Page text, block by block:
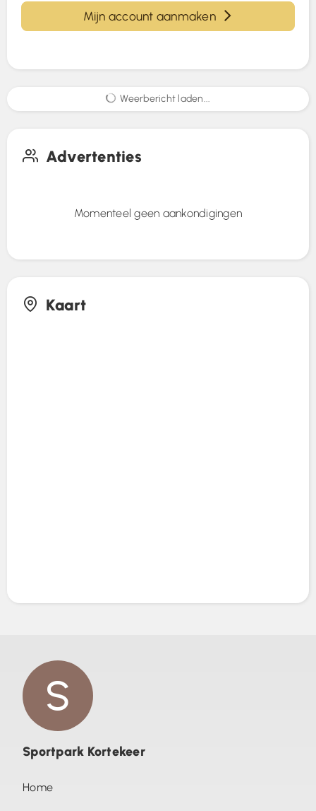
Mijn account aanmaken
Weerbericht laden...
Advertenties
Momenteel geen aankondigingen
Kaart
Sportpark Kortekeer
Home